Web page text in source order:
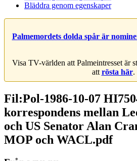
Bläddra genom egenskaper
Palmemordets dolda spår är
Visa TV-världen att Palmeintresset är
att rösta här.
Fil:Pol-1986-10-07
korrespondens mellan
och US Senator Alan
MOP och WACL.pdf